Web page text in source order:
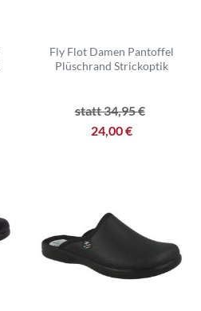
Fly Flot Damen Pantoffel
Plüschrand Strickoptik
statt 34,95 €
24,00 €